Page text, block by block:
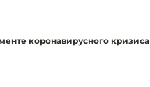
коронавирусного кризиса